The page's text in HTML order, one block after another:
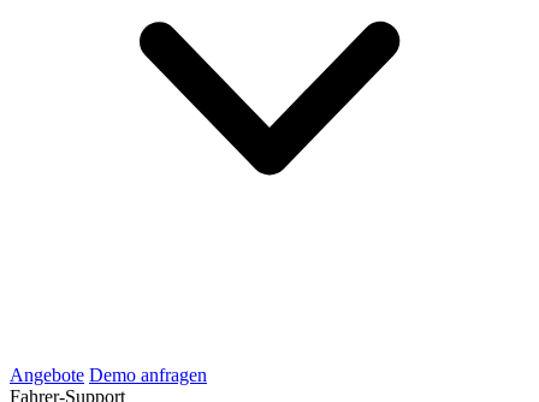
Angebote Demo anfragen
Fahrer-Support